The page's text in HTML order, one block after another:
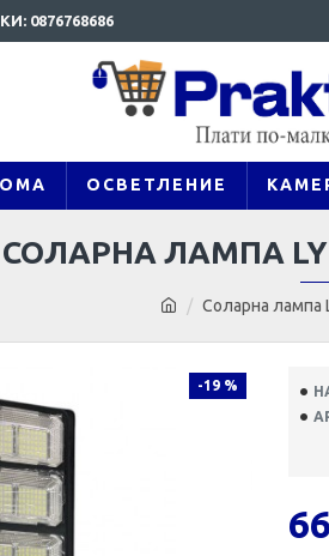
0876768686
ОСВЕТЛЕНИЕ
Соларна лампа
СОЛАРНА ЛАМПА
-19 %